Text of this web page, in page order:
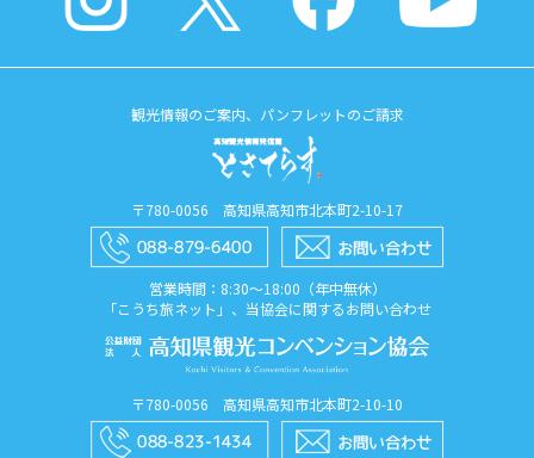
観光情報のご案内、パンフレットのご請求
〒780-0056 高知県高知市北本町2-10-17
営業時間：8:30〜18:00（年中無休）
「こうち旅ネット」、当協会に関するお問い合わせ
〒780-0056 高知県高知市北本町2-10-10